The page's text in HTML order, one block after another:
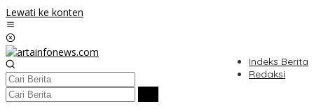
Lewati ke konten
Indeks Berita
Redaksi